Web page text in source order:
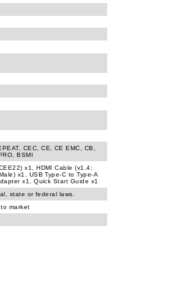
CEC, CE, CE EMC, CB,
BSMI
x1, HDMI Cable (v1.4;
x1, USB Type-C to Type-A
x1, Quick Start Guide x1
state or federal laws.
market